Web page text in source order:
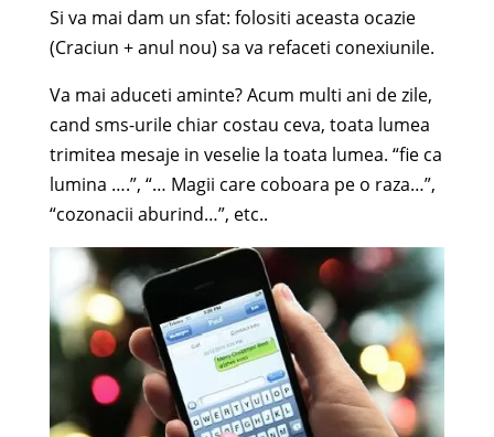
Si va mai dam un sfat: folositi aceasta ocazie
(Craciun + anul nou) sa va refaceti conexiunile.
Va mai aduceti aminte? Acum multi ani de zile,
cand sms-urile chiar costau ceva, toata lumea
trimitea mesaje in veselie la toata lumea. “fie ca
lumina ….”, “… Magii care coboara pe o raza…”,
“cozonacii aburind…”, etc..